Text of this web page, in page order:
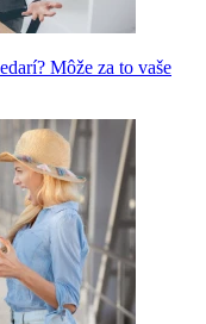
Môže za to vaše